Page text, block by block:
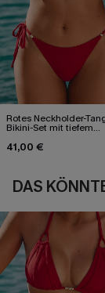
Rotes Neckholder-
Bikini-Set mit tiefem
41,00 €
DAS